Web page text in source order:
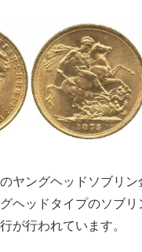
ヤングヘッドソブリン
ヘッドタイプのソブ
が行われています。